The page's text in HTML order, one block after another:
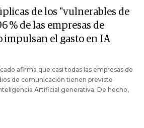
de los "vulnerables de
% de las empresas de
el gasto en IA
afirma que casi todas las empresas de
de comunicación tienen previsto
Artificial generativa. De hecho,